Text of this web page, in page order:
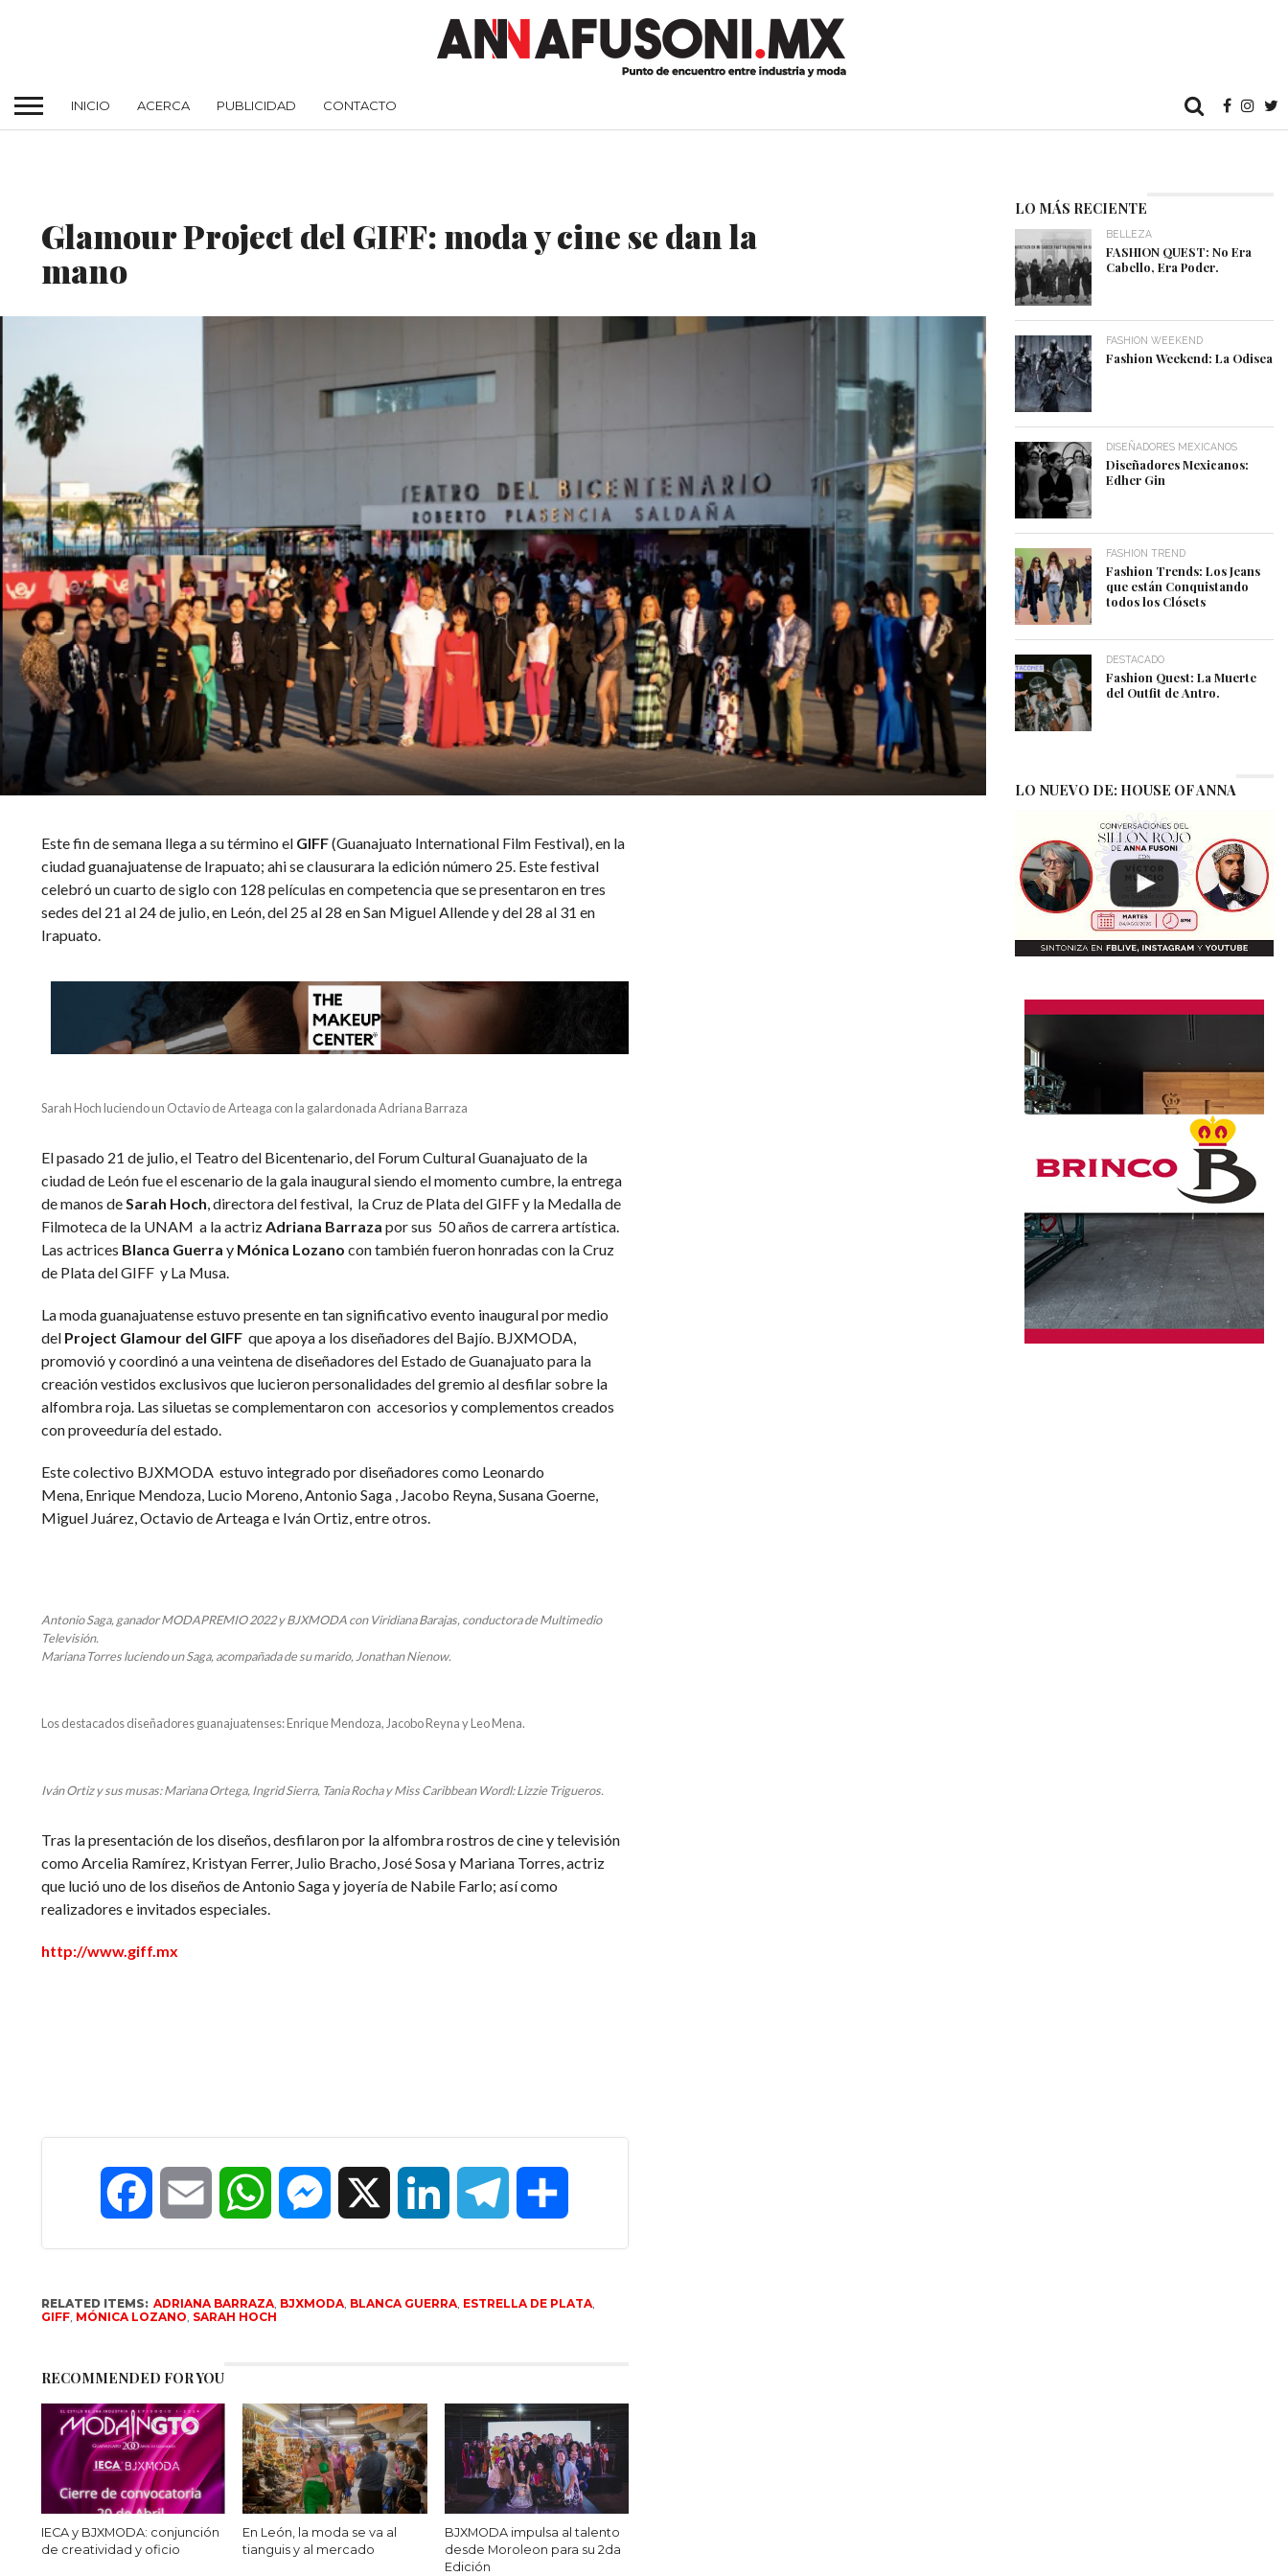
INICIO ACERCA PUBLICIDAD CONTACTO
Glamour Project del GIFF: moda y cine se dan la
mano
Este fin de semana llega a su término el GIFF(Guanajuato International Film Festival), en la
ciudad guanajuatense de Irapuato; ahi se clausurara la edición número 25. Este festival
celebró un cuarto de siglo con 128 películas en competencia que se presentaron en tres
sedes del 21 al 24 de julio, en León, del 25 al 28 en San Miguel Allende y del 28 al 31 en
Irapuato.
Sarah Hoch luciendo un Octavio de Arteaga con la galardonada Adriana Barraza
El pasado 21 de julio, el Teatro del Bicentenario, del Forum Cultural Guanajuato de la
ciudad de León fue el escenario de la gala inauguralsiendo el momento cumbre, la entrega
de manos deSarah Hoch, directora del festival, la Cruz de Plata del GIFF y la Medalla de
Filmoteca de la UNAM a la actrizAdriana Barraza por sus 50 años de carrera artística.
Las actrices Blanca Guerra y Mónica Lozano con también fueron honradas con la Cruz
de Plata del GIFF y La Musa.
La moda guanajuatense estuvo presente en tan significativo evento inaugural por medio
del Project Glamour del GIFF que apoya a los diseñadores del Bajío. BJXMODA,
promovió y coordinó a una veintena de diseñadores del Estado de Guanajuato para la
creación vestidos exclusivos que lucieron personalidades del gremio al desfilar sobre la
alfombra roja. Las siluetas se complementaron con accesorios y complementos creados
con proveeduría del estado.
Este colectivo BJXMODA estuvo integrado pordiseñadores como Leonardo
Mena, Enrique Mendoza, Lucio Moreno,Antonio Saga , Jacobo Reyna,Susana Goerne,
Miguel Juárez,Octavio de Arteaga e Iván Ortiz, entre otros.
Antonio Saga, ganador MODAPREMIO 2022 y BJXMODA con Viridiana Barajas, conductora de Multimedio
Televisión.
Mariana Torres luciendo un Saga, acompañada de su marido, Jonathan Nienow.
Los destacados diseñadores guanajuatenses: Enrique Mendoza, Jacobo Reyna y Leo Mena.
Iván Ortiz y sus musas: Mariana Ortega, Ingrid Sierra, Tania Rocha y Miss Caribbean Wordl: Lizzie Trigueros.
Tras la presentación de los diseños, desfilaron por la alfombra rostros de cine y televisión
como Arcelia Ramírez, Kristyan Ferrer, Julio Bracho, José Sosa y Mariana Torres, actriz
que lució uno de los diseños de Antonio Saga y joyería de Nabile Farlo; así como
realizadores e invitados especiales.
http://www.giff.mx
Facebook Email WhatsAppMessenger LinkedIn Telegram
RELATED ITEMS: ADRIANA BARRAZA, BJXMODA, BLANCA GUERRA, ESTRELLA DE PLATA,
GIFF, MÓNICA LOZANO, SARAH HOCH
RECOMMENDED FOR YOU
IECA y BJXMODA: conjunción
de creatividad y oficio
En León, la moda se va al
tianguis y al mercado
BJXMODA impulsa al talento
desde Moroleon para su 2da
Edición
LO MÁS RECIENTE
BELLEZA
FASHION QUEST: No Era
Cabello, Era Poder.
FASHION WEEKEND
Fashion Weekend: La Odisea
DISEÑADORES MEXICANOS
Diseñadores Mexicanos:
Edher Gin
FASHION TREND
Fashion Trends: Los Jeans
que están Conquistando
todos los Clósets
DESTACADO
Fashion Quest: La Muerte
del Outfit de Antro.
LO NUEVO DE: HOUSE OF ANNA